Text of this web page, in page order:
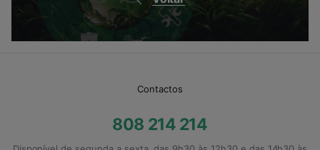
Contactos
808 214 214